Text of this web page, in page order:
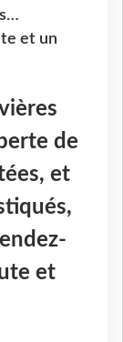
et un
de
et
et